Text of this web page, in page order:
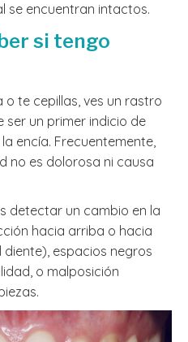
se encuentran intactos.
si tengo
te cepillas, ves un rastro
ser un primer indicio de
encía. Frecuentemente,
no es dolorosa ni causa
detectar un cambio en la
hacia arriba o hacia
espacios negros
o malposición